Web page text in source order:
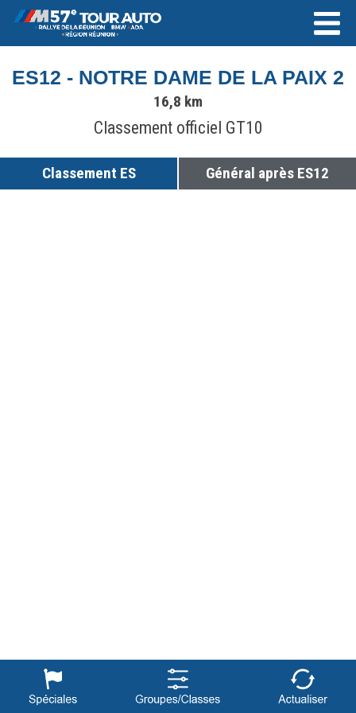
ES12 - NOTRE DAME DE LA PAIX 2
16,8 km
Classement officiel GT10
Classement ES Général après ES12